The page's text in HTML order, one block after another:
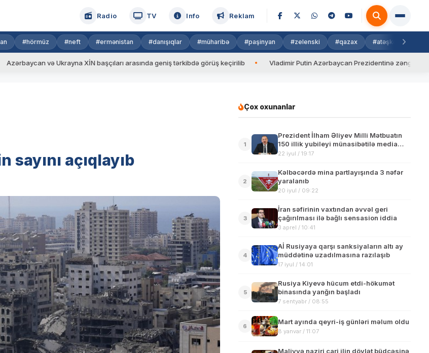
Radio TV Info Reklam
#hörmüz #neft #ermənistan #danışıqlar #müharibə #paşinyan #zelenski #qazax #atəşkəs
və Ukrayna XİN başçıları arasında geniş tərkibdə görüş keçirilib Vladimir Putin Azərbaycan Prezidentinə zəng edib
açıqlayıb
Çox oxunanlar
1
Prezident İlham Əliyev Milli Mətbuatın
150 illik yubileyi münasibətilə media
nümayəndələrinə müraciət ünvanlayıb
22 iyul / 19:17
2
Kəlbəcərdə mina partlayışında 3 nəfər
yaralanıb
20 iyul / 09:22
3
İran səfirinin vaxtından əvvəl geri
çağırılması ilə bağlı sensasion iddia
3 aprel / 10:41
4
Aİ Rusiyaya qarşı sanksiyaların altı ay
müddətinə uzadılmasına razılaşıb
17 iyul / 14:01
5
Rusiya Kiyevə hücum etdi-hökumət
binasında yanğın başladı
7 sentyabr / 08:55
6
Mart ayında qeyri-iş günləri məlum oldu
8 yanvar / 11:07
Maliyyə naziri cari ilin dövlət büdcəsinə